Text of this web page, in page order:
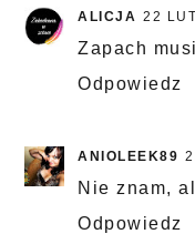
ALICJA 22
Zapach
Odpowiedz
ANIOLEEK89
Nie znam,
Odpowiedz